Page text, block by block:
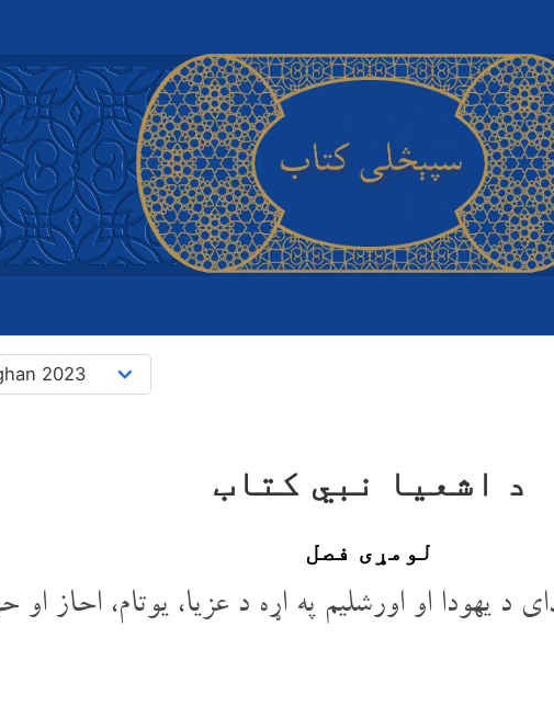
د اشعیا نبي کتاب
لومړی فصل
او اورشلیم په اړه د عزیا، یوتام، احاز او